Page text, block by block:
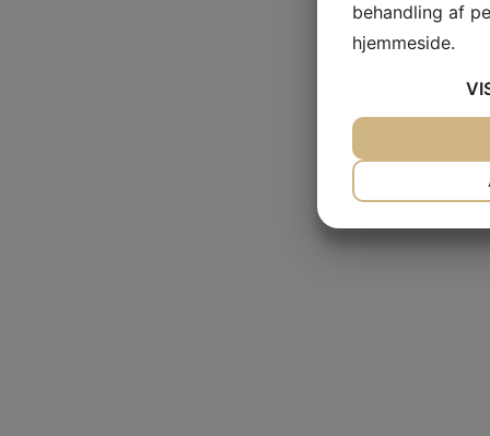
behandling af
hjemmeside.